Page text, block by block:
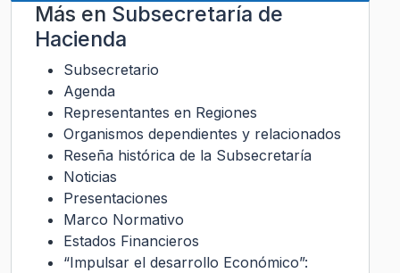
Más en Subsecretaría de
Hacienda
Subsecretario
Agenda
Representantes en Regiones
Organismos dependientes y relacionados
Reseña histórica de la Subsecretaría
Noticias
Presentaciones
Marco Normativo
Estados Financieros
“Impulsar el desarrollo Económico”: